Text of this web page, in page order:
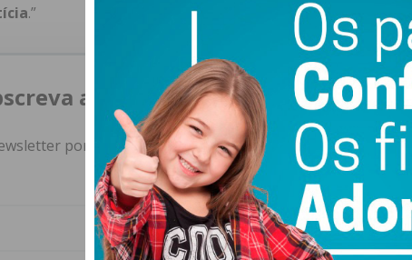
.”
a newsletter do Imediato
por e-mail e obtenha de forma regular a informação
atualizada.